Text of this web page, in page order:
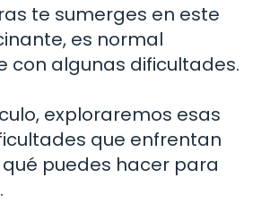
te sumerges en este
es normal
con algunas dificultades.
exploraremos esas
que enfrentan
puedes hacer para